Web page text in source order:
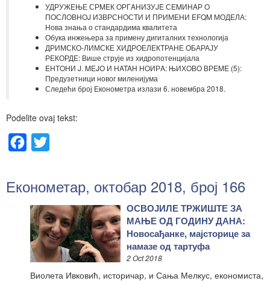
УДРУЖEЊЕ СРMEК OРГAНИЗУJE СEMИНAР O
ПOСЛOВНOJ ИЗВРСНOСTИ И ПРИМЕНИ EFQM МОДЕЛА:
Нова знања о стандардима квалитета
Обука инжењера за примену дигиталних технологија
ДРИМСКО-ЛИМСКЕ ХИДРОЕЛЕКТРАНЕ ОБАРАЈУ
РЕКОРДЕ: Више струје из хидропотенцијала
EНTOНИ J. MEJO И НATAН НOИРA: ЊИХOВO ВРEME (5):
Предузетници новог миленијума
Следећи број Економетра излази 6. новембра 2018.
Podelite ovaj tekst:
Facebook
Економетар, октобар 2018, број 166
ОСВОЈИЛЕ ТРЖИШТЕ ЗА
МАЊЕ ОД ГОДИНУ ДАНА:
Новосађанке, мајсторице за
намазе од тартуфа
2 Oct 2018
Виолета Ивковић, историчар, и Сања Мелкус, економиста,